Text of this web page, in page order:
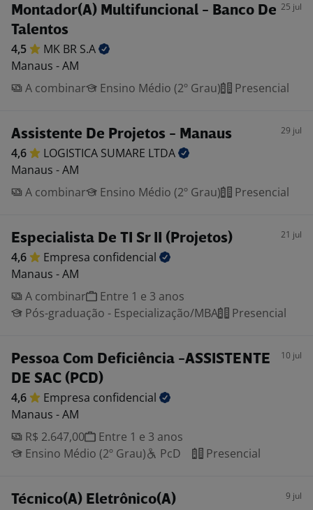
Montador(A) Multifuncional - Banco De
Talentos
25 jul
4,5 MK BR S.A
Manaus - AM
A combinar
Ensino Médio (2º Grau) Presencial
Assistente De Projetos - Manaus 29 jul
4,6 LOGISTICA SUMARE LTDA
Manaus - AM
A combinar
Ensino Médio (2º Grau) Presencial
Especialista De TI Sr II (Projetos) 21 jul
4,6 Empresa confidencial
Manaus - AM
A combinar
Entre 1 e 3 anos
Pós-graduação - Especialização/MBA
Presencial
Pessoa Com Deficiência -ASSISTENTE
DE SAC (PCD)
10 jul
4,6 Empresa confidencial
Manaus - AM
R$ 2.647,00
Entre 1 e 3 anos
Ensino Médio (2º Grau)
PcD Presencial
Técnico(A) Eletrônico(A) 9 jul